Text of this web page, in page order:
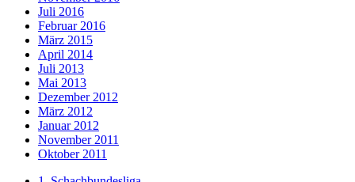
Juli 2016
Februar 2016
März 2015
April 2014
Juli 2013
Mai 2013
Dezember 2012
März 2012
Januar 2012
November 2011
Oktober 2011